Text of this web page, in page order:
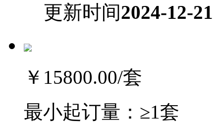
更新时间2024-12-21
￥15800.00/套
最小起订量： ≥1套